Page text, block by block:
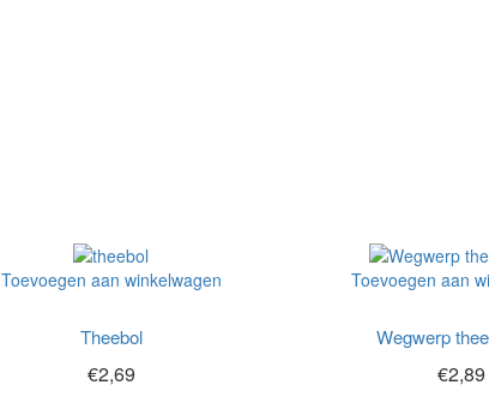
Toevoegen aan winkelwagen
Theebol
€2,69
Toevoegen aan
Wegwerp
€2,89